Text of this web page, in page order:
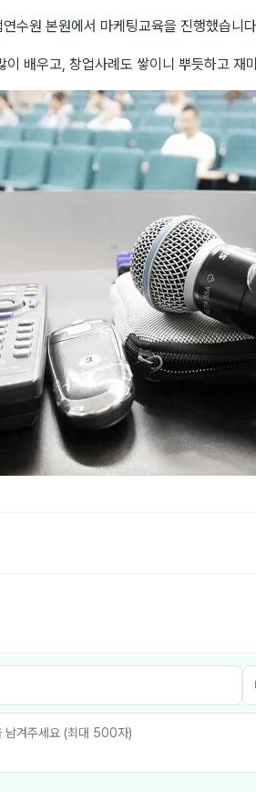
수원 본원에서 마케팅교육을 진행했습니
이 배우고, 창업사례도 쌓이니 뿌듯하고 재